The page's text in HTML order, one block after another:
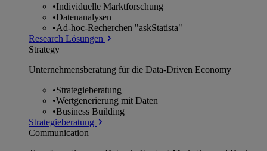
•Individuelle Marktforschung
•Datenanalysen
•Ad-hoc-Recherchen "askStatista"
Research Lösungen
Strategy
Unternehmens­beratung für die Data-Driven Economy
•Strategieberatung
•Wertgenerierung mit Daten
•Business Building
Strategieberatung
Communication